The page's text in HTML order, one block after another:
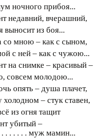
ночного прибоя...
недавний, вчерашний,
выносит из боя...
со мною – как с сыном,
с ней – как с чужою...
на снимке – красивый –
совсем молодою...
опять – душа плачет,
холодном – стук ставен,
из огня тащит
убитый –
. . . . . . . муж мамин...